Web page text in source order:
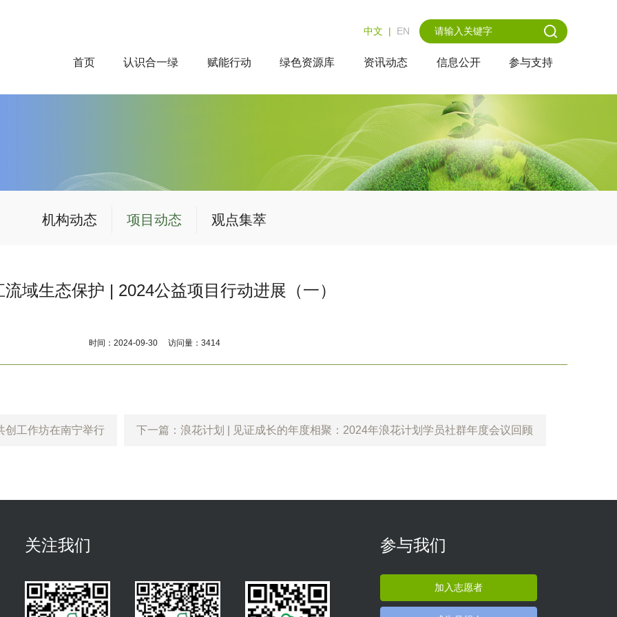
中文 | EN
首页 认识合一绿 赋能行动 绿色资源库 资讯动态 信息公开 参与支持
机构动态 项目动态 观点集萃
流域生态保护 | 2024公益项目行动进展（一）
时间：2024-09-30 访问量：3414
创工作坊在南宁举行 下一篇：浪花计划 | 见证成长的年度相聚：2024年浪花计划学员社群年度会议回顾
关注我们 参与我们
加入志愿者